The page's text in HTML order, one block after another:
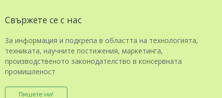
Свържете се с нас
За информация и подкрепа в областта на технологията,
техниката, научните постижения, маркетинга,
производственото законодателство в консервната
промишленост
Пишете ни!